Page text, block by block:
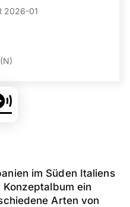
2026-01
im Süden Italiens
ein
Arten von